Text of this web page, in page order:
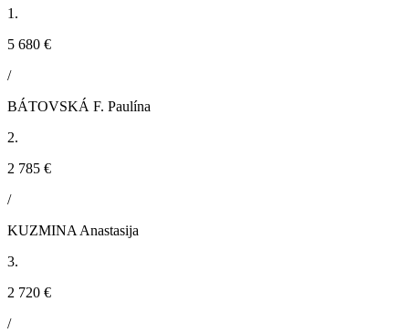
1.
5 680 €
/
BÁTOVSKÁ F. Paulína
2.
2 785 €
/
KUZMINA Anastasija
3.
2 720 €
/